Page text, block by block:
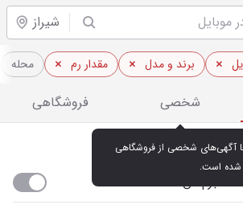
شیراز
برند و مدل مقدار رم محله
شخصی فروشگاهی
شده است.
روز موبایل در شیراز
خبرم کن